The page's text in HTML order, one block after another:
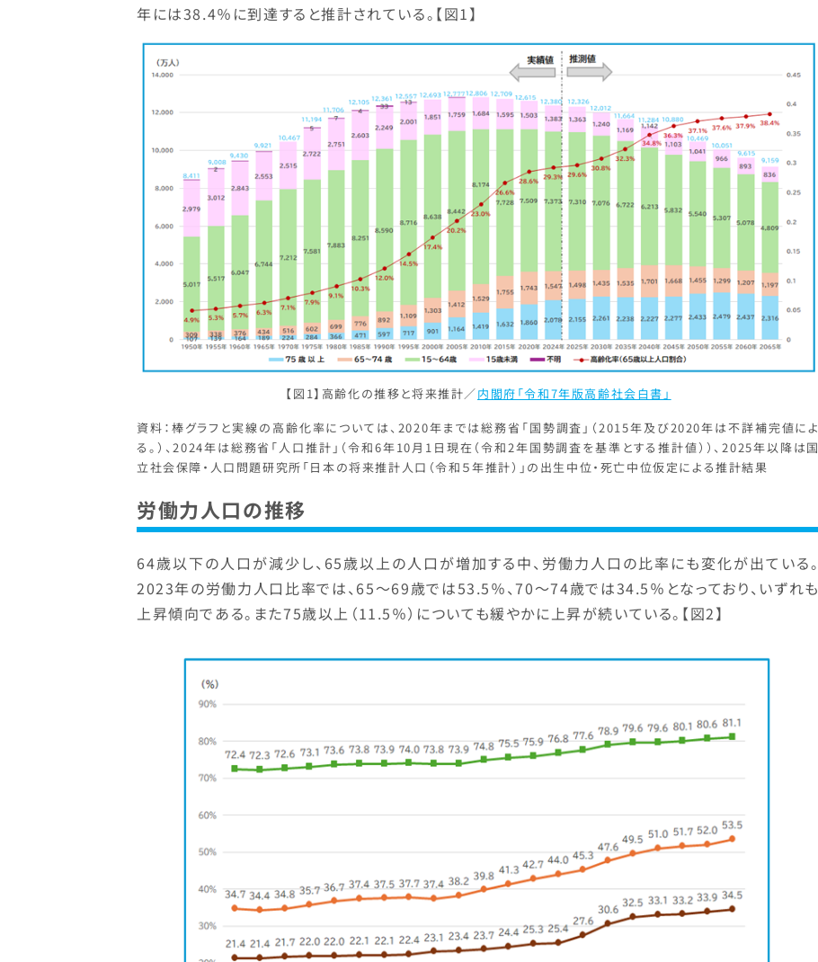
年には38.4％に到達すると推計されている。【図1】
【図1】高齢化の推移と将来推計／内閣府「令和7年版高齢社会白書」
資料：棒グラフと実線の高齢化率については、2020年までは総務省「国勢調査」（2015年及び2020年は不詳補完値によ
る。）、2024年は総務省「人口推計」（令和6年10月1日現在（令和2年国勢調査を基準とする推計値））、2025年以降は国
立社会保障・人口問題研究所「日本の将来推計人口（令和５年推計）」の出生中位・死亡中位仮定による推計結果
労働力人口の推移
64歳以下の人口が減少し、65歳以上の人口が増加する中、労働力人口の比率にも変化が出ている。
2023年の労働力人口比率では、65～69歳では53.5％、70～74歳では34.5％となっており、いずれも
上昇傾向である。また75歳以上（11.5％）についても緩やかに上昇が続いている。【図2】